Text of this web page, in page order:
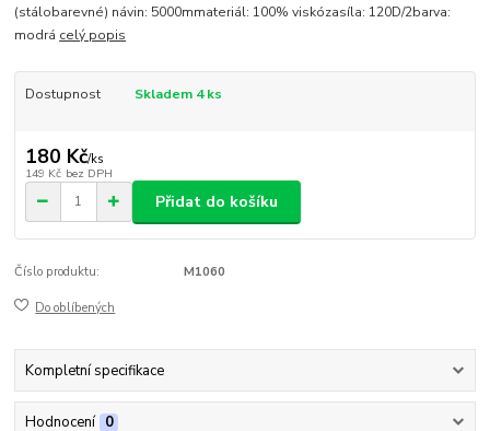
(stálobarevné) návin: 5000mmateriál: 100% viskózasíla: 120D/2barva:
modrá celý popis
Dostupnost Skladem 4 ks
180 Kč/ks
149 Kč bez DPH
Přidat do košíku
Číslo produktu: M1060
Do oblíbených
Kompletní specifikace
Hodnocení 0